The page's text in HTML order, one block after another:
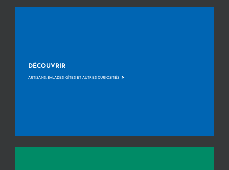
DÉCOUVRIR
ARTISANS, BALADES, GÎTES ET AUTRES CURIOSITÉS >